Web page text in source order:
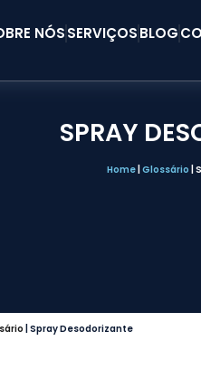
NÓSSERVIÇOSBLOG
SPRAY
Home Glossário
|Spray Desodorizante